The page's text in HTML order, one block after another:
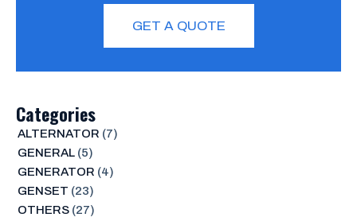
GET A QUOTE
Categories
ALTERNATOR (7)
GENERAL(5)
GENERATOR (4)
GENSET (23)
OTHERS(27)